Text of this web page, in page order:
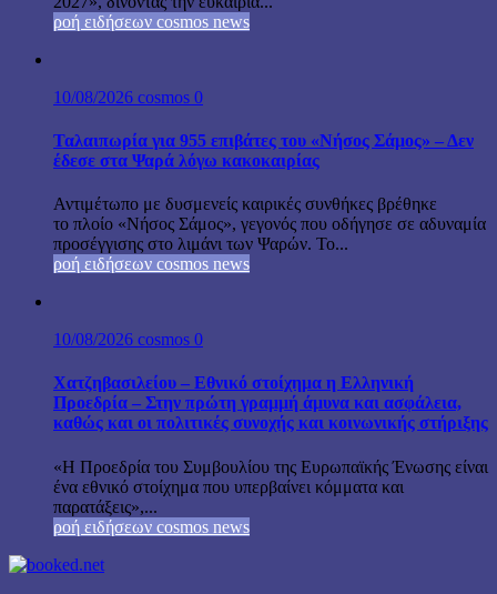
ροή ειδήσεων cosmos news
10/08/2026 cosmos 0
Ταλαιπωρία για 955 επιβάτες του «Νήσος Σάμος» – Δεν
έδεσε στα Ψαρά λόγω κακοκαιρίας
Αντιμέτωπο με δυσμενείς καιρικές συνθήκες βρέθηκε
το πλοίο «Νήσος Σάμος», γεγονός που οδήγησε σε αδυναμία
προσέγγισης στο λιμάνι των Ψαρών. Το...
ροή ειδήσεων cosmos news
10/08/2026 cosmos 0
Χατζηβασιλείου – Εθνικό στοίχημα η Ελληνική
Προεδρία – Στην πρώτη γραμμή άμυνα και ασφάλεια,
καθώς και οι πολιτικές συνοχής και κοινωνικής στήριξης
«Η Προεδρία του Συμβουλίου της Ευρωπαϊκής Ένωσης είναι
ένα εθνικό στοίχημα που υπερβαίνει κόμματα και
παρατάξεις»,...
ροή ειδήσεων cosmos news